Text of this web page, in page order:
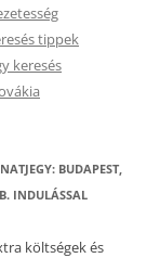
tippek
keresés
BUDAPEST,
INDULÁSSAL
költségek és